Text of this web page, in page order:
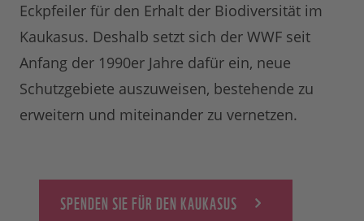
Eckpfeiler für den Erhalt der Biodiversität im
Kaukasus. Deshalb setzt sich der WWF seit
Anfang der 1990er Jahre dafür ein, neue
Schutzgebiete auszuweisen, bestehende zu
erweitern und miteinander zu vernetzen.
SPENDEN SIE FÜR DEN KAUKASUS